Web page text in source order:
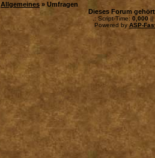
Allgemeines » Umfragen
Dieses Forum
.: Script-Time: 0,000 ||
Powered by ASP-